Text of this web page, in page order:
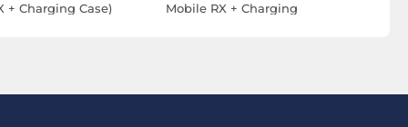
+ Charging Case)
Mobile RX + Charging